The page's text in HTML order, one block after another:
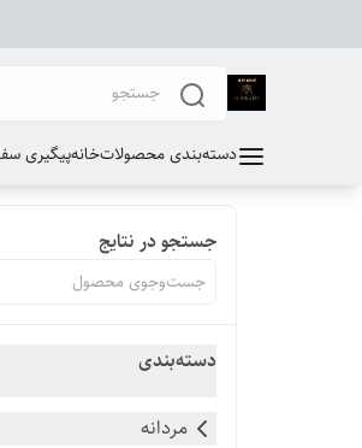
دسته‌بندی محصولاتخانهپیگیری
جستجو در نتایج
دسته‌بندی
مردانه